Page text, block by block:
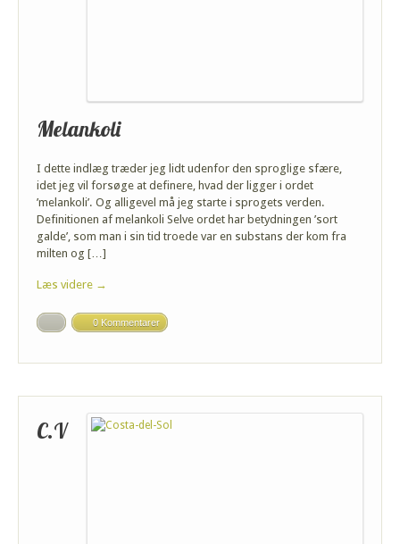
Melankoli
I dette indlæg træder jeg lidt udenfor den sproglige sfære,
idet jeg vil forsøge at definere, hvad der ligger i ordet
’melankoli’. Og alligevel må jeg starte i sprogets verden.
Definitionen af melankoli Selve ordet har betydningen ’sort
galde’, som man i sin tid troede var en substans der kom fra
milten og […]
Læs videre →
0 Kommentarer
C.V